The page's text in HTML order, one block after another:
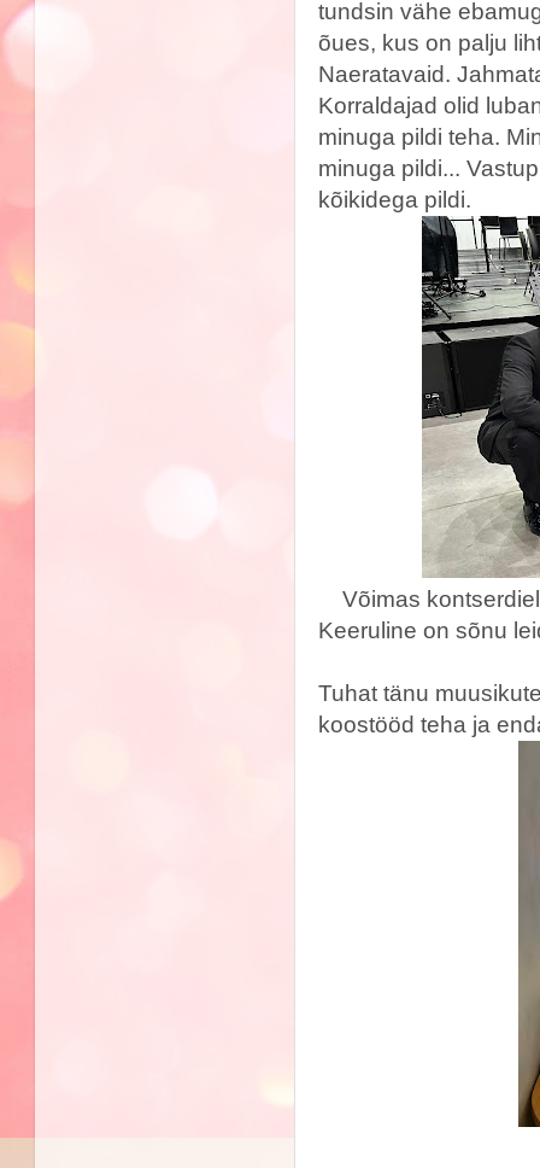
tundsin vähe
õues, kus on palju
Naeratavaid.
Korraldajad olid
minuga pildi teha.
minuga pildi...
kõikidega pildi.
Võimas
Keeruline on sõnu
Tuhat tänu
koostööd teha ja